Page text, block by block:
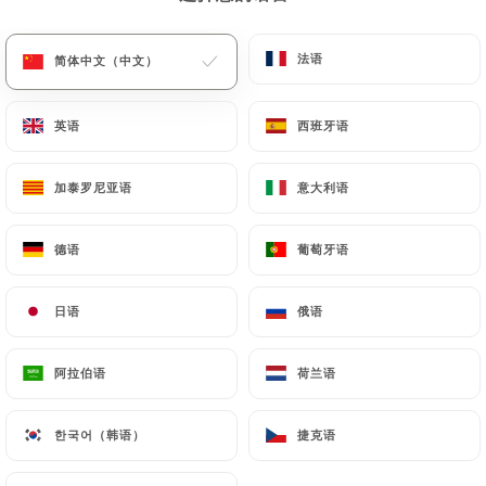
菜单
简体中文（中文） 法语
英语 西班牙语
加泰罗尼亚语 意大利语
德语 葡萄牙语
日语 俄语
阿拉伯语 荷兰语
한국어（韩语） 捷克语
主页/联系人
联系人
Deb's Bistro
简体中文（中文） 法语
英语 西班牙语
加泰罗尼亚语 意大利语
德语 葡萄牙语
日语 俄语
阿拉伯语 荷兰语
한국어（韩语） 捷克语